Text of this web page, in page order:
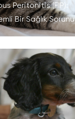
Peritonitis (FIP):
Bir Sağlık Sorunu